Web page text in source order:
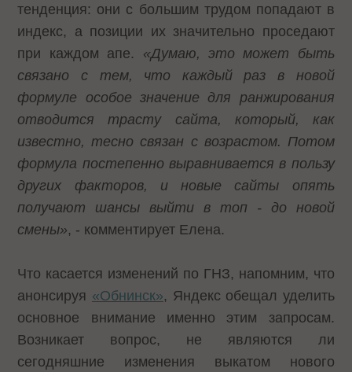
тенденция: они с большим трудом попадают в
индекс, а позиции их значительно проседают
при каждом апе. «Думаю, это может быть
связано с тем, что каждый раз в новой
формуле особое значение для ранжирования
отводится трасту сайта, который, как
известно, тесно связан с возрастом. Потом
формула постепенно выравнивается в пользу
других факторов, и новые сайты опять
получают шансы выйти в топ - до новой
смены», - комментирует Елена.
Что касается изменений по ГНЗ, напомним, что
анонсируя «Обнинск», Яндекс обещал уделить
основное внимание именно этим запросам.
Возникает вопрос, не являются ли
сегодняшние изменения выкатом нового